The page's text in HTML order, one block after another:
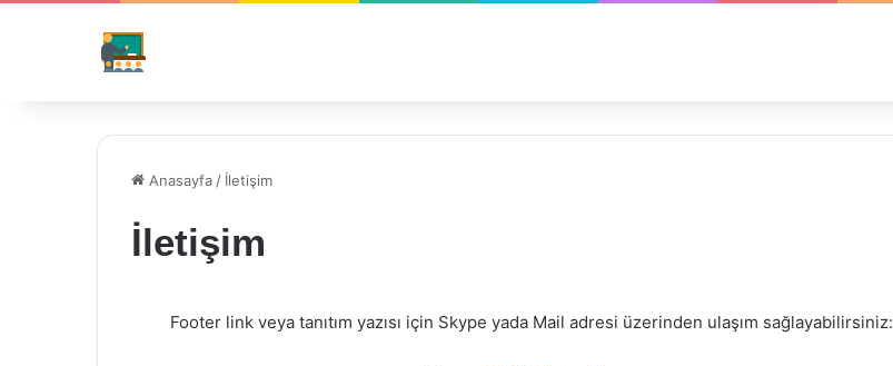
Anasayfa / İletişim
İletişim
Footer link veya tanıtım yazısı için Skype yada Mail adresi üzerinden ulaşım sağlayabilirsiniz: